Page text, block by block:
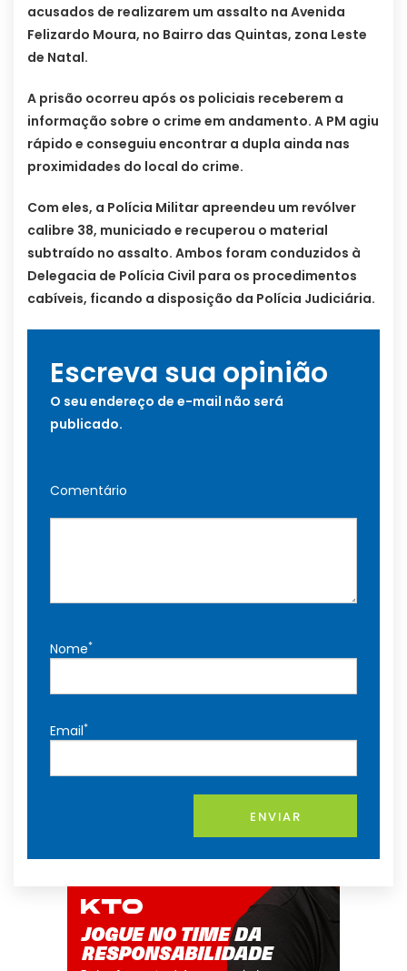
acusados de realizarem um assalto na Avenida
Felizardo Moura, no Bairro das Quintas, zona Leste
de Natal.
A prisão ocorreu após os policiais receberem a
informação sobre o crime em andamento. A PM agiu
rápido e conseguiu encontrar a dupla ainda nas
proximidades do local do crime.
Com eles, a Polícia Militar apreendeu um revólver
calibre 38, municiado e recuperou o material
subtraído no assalto. Ambos foram conduzidos à
Delegacia de Polícia Civil para os procedimentos
cabíveis, ficando a disposição da Polícia Judiciária.
Escreva sua opinião
O seu endereço de e-mail não será
publicado.
Comentário
Nome*
Email*
ENVIAR